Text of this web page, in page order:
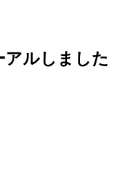
ルしました